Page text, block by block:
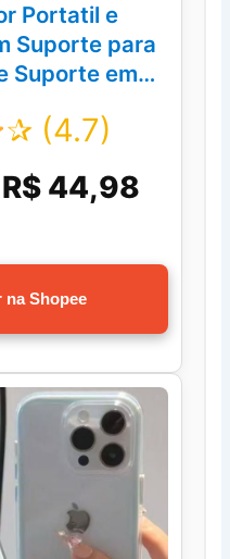
Portatil e
Suporte para
Suporte em
✰ (4.7)
R$ 44,98
na Shopee